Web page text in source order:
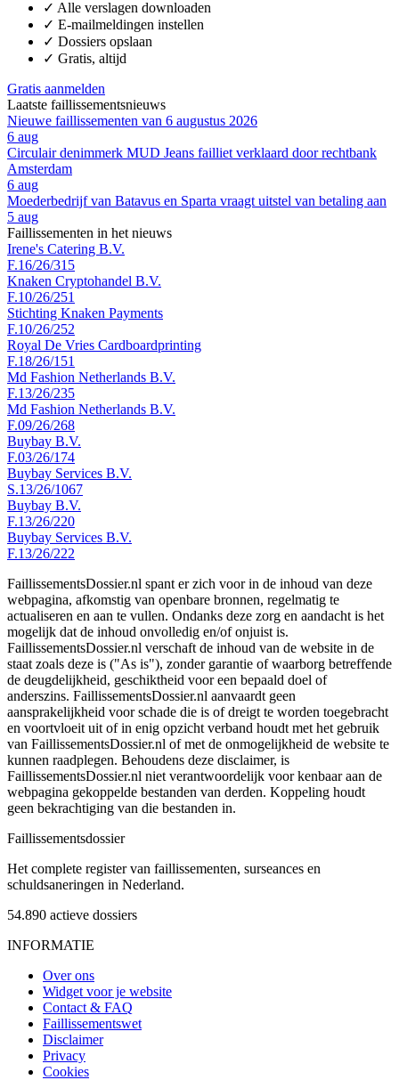
✓ Alle verslagen downloaden
✓ E-mailmeldingen instellen
✓ Dossiers opslaan
✓ Gratis, altijd
Gratis aanmelden
Laatste faillissementsnieuws
Nieuwe faillissementen van 6 augustus 2026
6 aug
Circulair denimmerk MUD Jeans failliet verklaard door rechtbank
Amsterdam
6 aug
Moederbedrijf van Batavus en Sparta vraagt uitstel van betaling aan
5 aug
Faillissementen in het nieuws
Irene's Catering B.V.
F.16/26/315
Knaken Cryptohandel B.V.
F.10/26/251
Stichting Knaken Payments
F.10/26/252
Royal De Vries Cardboardprinting
F.18/26/151
Md Fashion Netherlands B.V.
F.13/26/235
Md Fashion Netherlands B.V.
F.09/26/268
Buybay B.V.
F.03/26/174
Buybay Services B.V.
S.13/26/1067
Buybay B.V.
F.13/26/220
Buybay Services B.V.
F.13/26/222
FaillissementsDossier.nl spant er zich voor in de inhoud van deze
webpagina, afkomstig van openbare bronnen, regelmatig te
actualiseren en aan te vullen. Ondanks deze zorg en aandacht is het
mogelijk dat de inhoud onvolledig en/of onjuist is.
FaillissementsDossier.nl verschaft de inhoud van de website in de
staat zoals deze is ("As is"), zonder garantie of waarborg betreffende
de deugdelijkheid, geschiktheid voor een bepaald doel of
anderszins. FaillissementsDossier.nl aanvaardt geen
aansprakelijkheid voor schade die is of dreigt te worden toegebracht
en voortvloeit uit of in enig opzicht verband houdt met het gebruik
van FaillissementsDossier.nl of met de onmogelijkheid de website te
kunnen raadplegen. Behoudens deze disclaimer, is
FaillissementsDossier.nl niet verantwoordelijk voor kenbaar aan de
webpagina gekoppelde bestanden van derden. Koppeling houdt
geen bekrachtiging van die bestanden in.
Faillissementsdossier
Het complete register van faillissementen, surseances en
schuldsaneringen in Nederland.
54.890 actieve dossiers
INFORMATIE
Over ons
Widget voor je website
Contact & FAQ
Faillissementswet
Disclaimer
Privacy
Cookies